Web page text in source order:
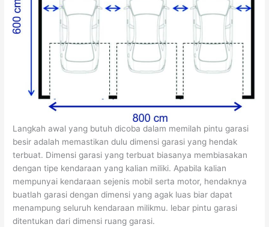
Langkah awal yang butuh dicoba dalam memilah pintu garasi
besir adalah memastikan dulu dimensi garasi yang hendak
terbuat. Dimensi garasi yang terbuat biasanya membiasakan
dengan tipe kendaraan yang kalian miliki. Apabila kalian
mempunyai kendaraan sejenis mobil serta motor, hendaknya
buatlah garasi dengan dimensi yang agak luas biar dapat
menampung seluruh kendaraan milikmu. lebar pintu garasi
ditentukan dari dimensi ruang garasi.